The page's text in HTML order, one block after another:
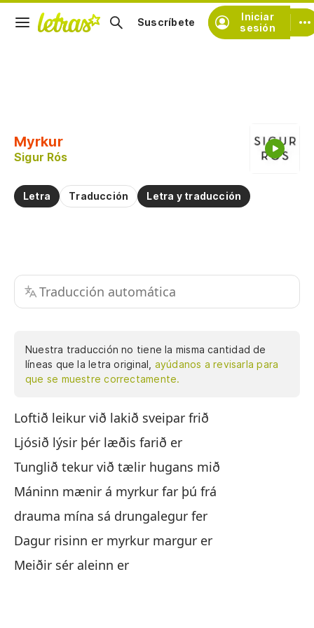
Iniciar
sesión
Suscríbete
Myrkur
Sigur Rós
Letra Traducción Letra y traducción
Traducción automática
Nuestra traducción no tiene la misma cantidad de
líneas que la letra original, ayúdanos a revisarla para
que se muestre correctamente.
Loftið leikur við lakið sveipar frið
Ljósið lýsir þér læðis farið er
Tunglið tekur við tælir hugans mið
Máninn mænir á myrkur far þú frá
drauma mína sá drungalegur fer
Dagur risinn er myrkur margur er
Meiðir sér aleinn er
Practicar la pronunciación de